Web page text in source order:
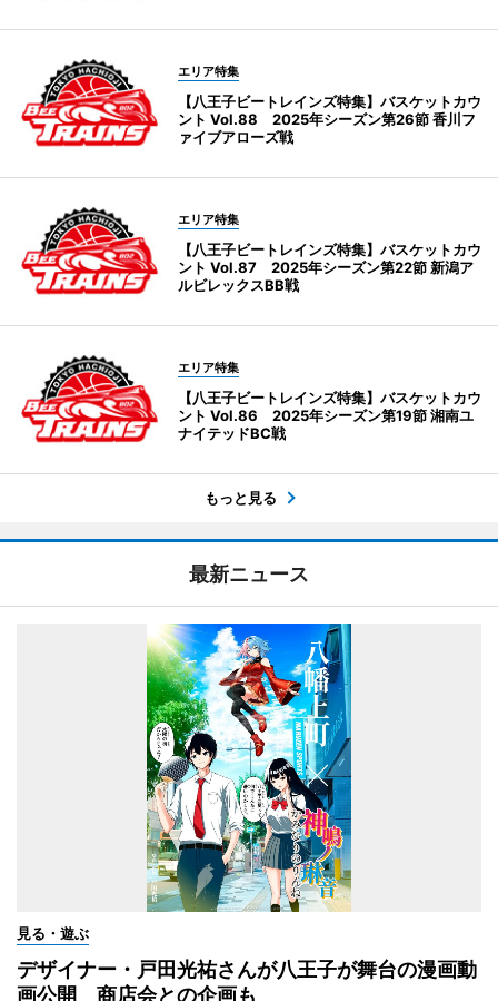
エリア特集
【八王子ビートレインズ特集】バスケットカウ
ント Vol.88 2025年シーズン第26節 香川フ
ァイブアローズ戦
エリア特集
【八王子ビートレインズ特集】バスケットカウ
ント Vol.87 2025年シーズン第22節 新潟ア
ルビレックスBB戦
エリア特集
【八王子ビートレインズ特集】バスケットカウ
ント Vol.86 2025年シーズン第19節 湘南ユ
ナイテッドBC戦
もっと見る
最新ニュース
見る・遊ぶ
デザイナー・戸田光祐さんが八王子が舞台の漫画動
画公開 商店会との企画も